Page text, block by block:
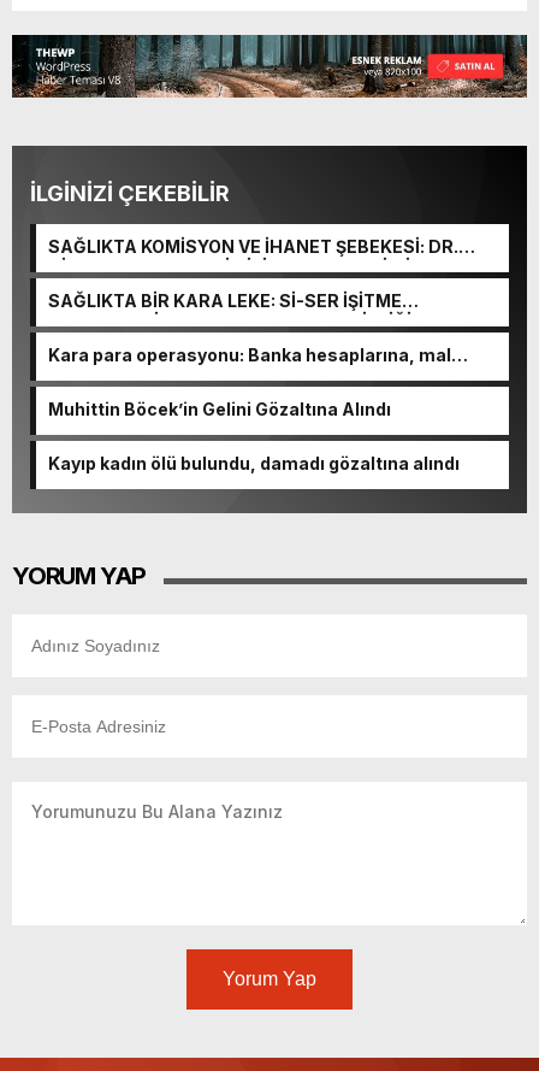
İLGİNİZİ ÇEKEBİLİR
SAĞLIKTA KOMİSYON VE İHANET ŞEBEKESİ: DR.
NİHAT URUÇ VE SEMİH İŞİTME MERKEZİ’NİN SGK
VURGUNU!
SAĞLIKTA BİR KARA LEKE: Sİ-SER İŞİTME
MERKEZLERİ VE MODERN UMUT TACİRLİĞİ
Kara para operasyonu: Banka hesaplarına, mal
Muhittin Böcek’in Gelini Gözaltına Alındı
Kayıp kadın ölü bulundu, damadı gözaltına alındı
YORUM YAP
Yorum Yap